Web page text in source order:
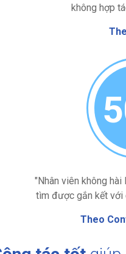
không hợp
"Nhân viên không
tìm được gắn kết với
Theo